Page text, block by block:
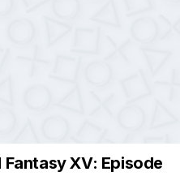
Fantasy XV: Episode